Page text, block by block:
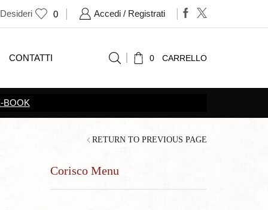
0 Accedi / Registrati
CONTATTI 0 CARRELLO
RETURN TO PREVIOUS PAGE
Corisco Menu